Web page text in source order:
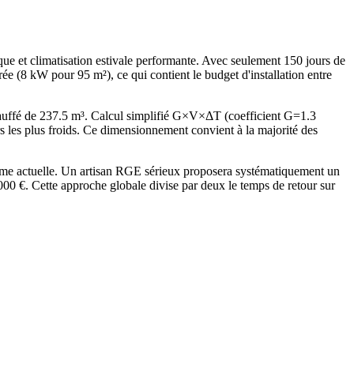
et climatisation estivale performante. Avec seulement 150 jours de
(8 kW pour 95 m²), ce qui contient le budget d'installation entre
de 237.5 m³. Calcul simplifié G×V×ΔT (coefficient G=1.3
plus froids. Ce dimensionnement convient à la majorité des
actuelle. Un artisan RGE sérieux proposera systématiquement un
€. Cette approche globale divise par deux le temps de retour sur